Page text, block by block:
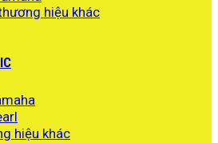
hiệu khác
hiệu khác